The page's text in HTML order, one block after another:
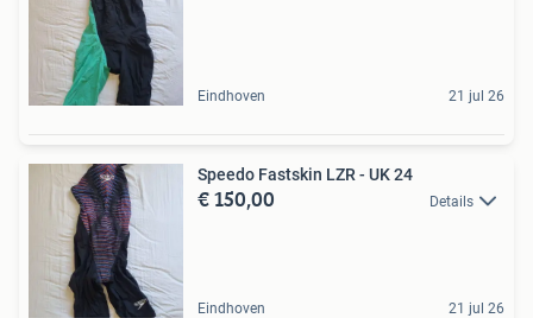
Eindhoven 21 jul 26
Speedo Fastskin LZR - UK 24
€ 150,00 Details
Eindhoven 21 jul 26